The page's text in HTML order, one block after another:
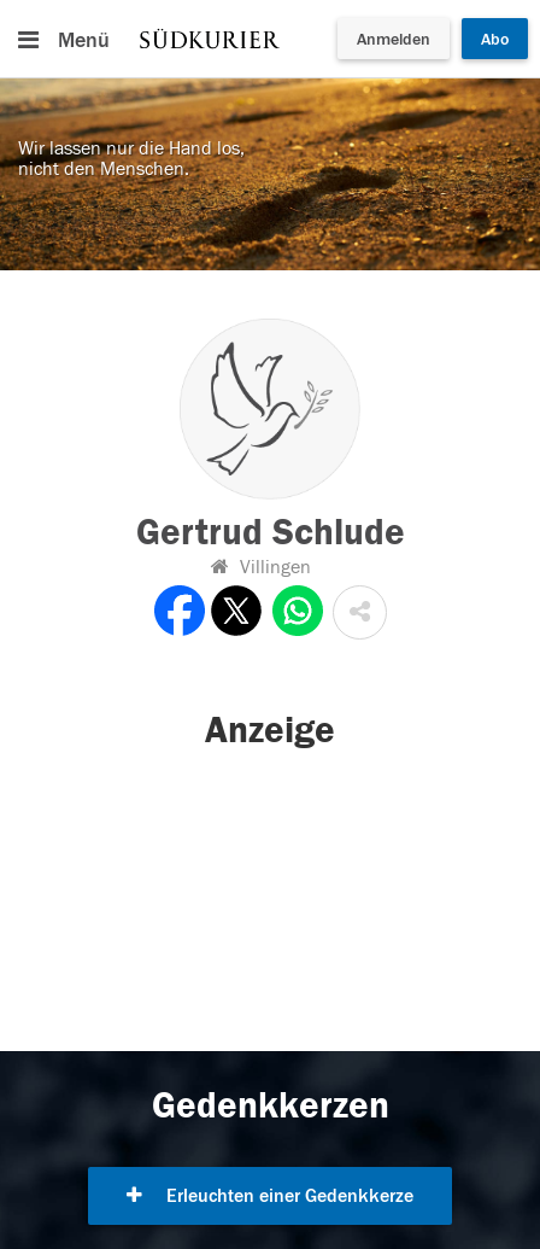
Menü Anmelden Abo
Wir lassen nur die Hand los,
nicht den Menschen.
Gertrud Schlude
Villingen
Anzeige
Gedenkkerzen
Erleuchten einer Gedenkkerze